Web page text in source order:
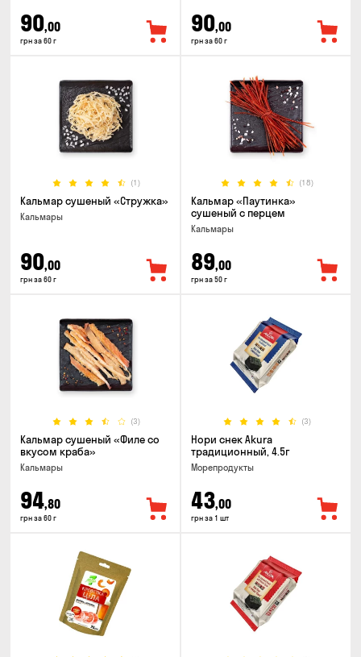
90,00
грн за 60 г
90,00
грн за 60 г
(1)
Кальмар сушеный «Стружка»
Кальмары
90,00
грн за 60 г
(18)
Кальмар «Паутинка»
сушеный с перцем
Кальмары
89,00
грн за 50 г
(3)
Кальмар сушеный «Филе со
вкусом краба»
Кальмары
94,80
грн за 60 г
(3)
Нори снек Akura
традиционный, 4.5г
Морепродукты
43,00
грн за 1 шт